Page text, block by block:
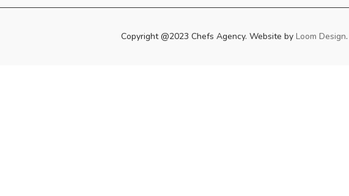
Copyright @2023 Chefs Agency. Website by Loom Design.